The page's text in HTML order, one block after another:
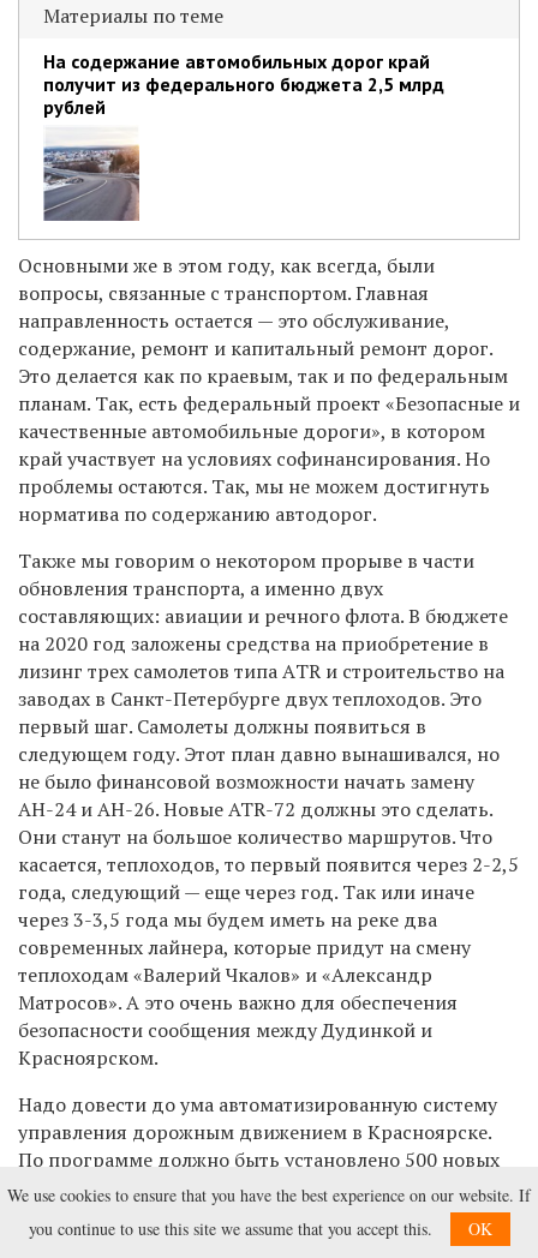
Материалы по теме
На содержание автомобильных дорог край
получит из федерального бюджета 2,5 млрд
рублей
Основными же в этом году, как всегда, были
вопросы, связанные с транспортом. Главная
направленность остается — это обслуживание,
содержание, ремонт и капитальный ремонт дорог.
Это делается как по краевым, так и по федеральным
планам. Так, есть федеральный проект «Безопасные и
качественные автомобильные дороги», в котором
край участвует на условиях софинансирования. Но
проблемы остаются. Так, мы не можем достигнуть
норматива по содержанию автодорог.
Также мы говорим о некотором прорыве в части
обновления транспорта, а именно двух
составляющих: авиации и речного флота. В бюджете
на 2020 год заложены средства на приобретение в
лизинг трех самолетов типа АTR и строительство на
заводах в Санкт-Петербурге двух теплоходов. Это
первый шаг. Самолеты должны появиться в
следующем году. Этот план давно вынашивался, но
не было финансовой возможности начать замену
АН-24 и АН-26. Новые ATR-72 должны это сделать.
Они станут на большое количество маршрутов. Что
касается, теплоходов, то первый появится через 2-2,5
года, следующий — еще через год. Так или иначе
через 3-3,5 года мы будем иметь на реке два
современных лайнера, которые придут на смену
теплоходам «Валерий Чкалов» и «Александр
Матросов». А это очень важно для обеспечения
безопасности сообщения между Дудинкой и
Красноярском.
Надо довести до ума автоматизированную систему
управления дорожным движением в Красноярске.
По программе должно быть установлено 500 новых
светофоров.
Что еще удалось? Мы несколько раз рассматривали
We use cookies to ensure that you have the best experience on our website. If
you continue to use this site we assume that you accept this.
OK